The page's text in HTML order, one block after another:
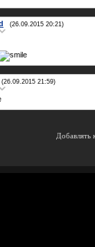
(26.09.2015 20:21)
(26.09.2015 21:59)
Добавлять